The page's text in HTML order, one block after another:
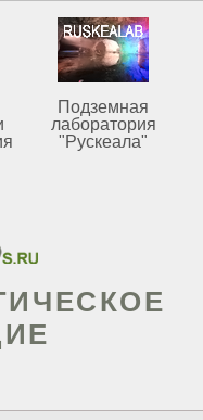
Подземная
лаборатория
"Рускеала"